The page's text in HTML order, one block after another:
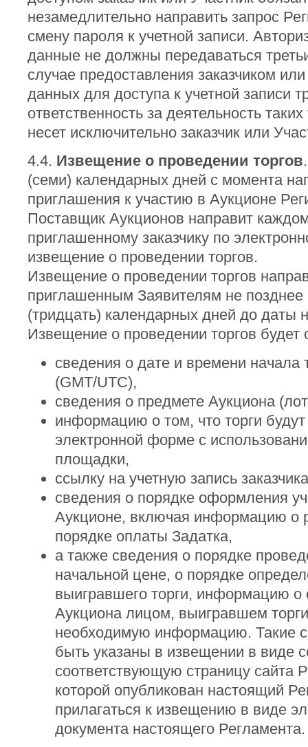
незамедлительно направить запрос
смену пароля к учетной записи.
данные не должны передаваться
случае предоставления заказчиком
данных для доступа к учетной записи
ответственность за деятельность
несет исключительно заказчик или
4.4. Извещение о проведении торгов
(семи) календарных дней с момента
приглашения к участию в Аукционе
Поставщик Аукционов направит
приглашенному заказчику по
извещение о проведении торгов.
Извещение о проведении торгов
приглашенным Заявителям не позднее
(тридцать) календарных дней до даты
Извещение о проведении торгов будет
сведения о дате и времени начала
(GMT/UTC),
сведения о предмете Аукциона
информацию о том, что торги
электронной форме с
площадки,
ссылку на учетную запись
сведения о порядке оформления
Аукционе, включая информацию о
порядке оплаты Задатка,
а также сведения о порядке
начальной цене, о порядке
выигравшего торги, информацию о
Аукциона лицом, выигравшем
необходимую информацию. Такие
быть указаны в извещении в виде
соответствующую страницу сайта
которой опубликован настоящий
прилагаться к извещению в виде
документа настоящего Регламента.